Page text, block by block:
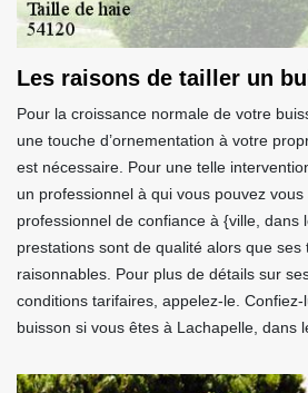
Les raisons de tailler un
Pour la croissance normale de votre
une touche d’ornementation à votre
est nécessaire. Pour une telle
un professionnel à qui vous pouvez vous
professionnel de confiance à {ville, dans
prestations sont de qualité alors que ses
raisonnables. Pour plus de détails sur
conditions tarifaires, appelez-le.
buisson si vous êtes à Lachapelle, dans